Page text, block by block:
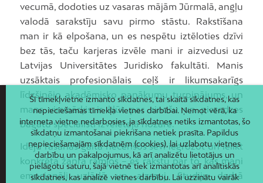
vecumā, dodoties uz vasaras mājām Jūrmalā, angļu
valodā sarakstīju savu pirmo stāstu. Rakstīšana
man ir kā elpošana, un es nespētu iztēloties dzīvi
bez tās, taču karjeras izvēle mani ir aizvedusi uz
Latvijas Universitātes Juridisko fakultāti. Manis
uzsāktais profesionālais ceļš ir likumsakarīgs
līdzšinējo akadēmisko panākumu turpinājums, un
mans virsmērķis ir kļūt par zinošu un pieredzes
bagātu speciālisti izvēlētajā nozarē.
Ideju rašanās gaitā necenšos sevi iegrožot un ielikt
konkrēta žanra rāmjos – es rakstu par to, kas mani
emocionāli uzlādē un aizrauj. Studiju darbā
Šī tīmekļvietne izmanto sīkdatnes, tai skaitā sīkdatnes, kas
nepieciešamas tīmekļa vietnes darbībai. Ņemot vērā, ka
interneta vietne nedarbosies, ja sīkdatnes netiks izmantotas, šo
sīkdatņu izmantošanai piekrišana netiek prasīta. Papildus
nepieciešamajām sīkdatnēm (cookies), lai uzlabotu vietnes
darbību un pakalpojumus, kā arī analizētu lietotājus un
pielāgotu saturu, šajā vietnē tiek izmantotas arī analītiskās
sīkdatnes, kas analizē vietnes darbību. Lai uzzinātu vairāk